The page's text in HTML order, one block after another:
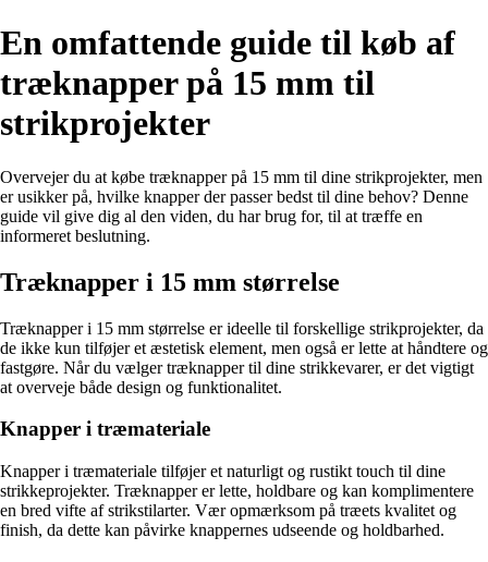
En omfattende guide til køb af
træknapper på 15 mm til
strikprojekter
Overvejer du at købe træknapper på 15 mm til dine strikprojekter, men
er usikker på, hvilke knapper der passer bedst til dine behov? Denne
guide vil give dig al den viden, du har brug for, til at træffe en
informeret beslutning.
Træknapper i 15 mm størrelse
Træknapper i 15 mm størrelse er ideelle til forskellige strikprojekter, da
de ikke kun tilføjer et æstetisk element, men også er lette at håndtere og
fastgøre. Når du vælger træknapper til dine strikkevarer, er det vigtigt
at overveje både design og funktionalitet.
Knapper i træmateriale
Knapper i træmateriale tilføjer et naturligt og rustikt touch til dine
strikkeprojekter. Træknapper er lette, holdbare og kan komplimentere
en bred vifte af strikstilarter. Vær opmærksom på træets kvalitet og
finish, da dette kan påvirke knappernes udseende og holdbarhed.